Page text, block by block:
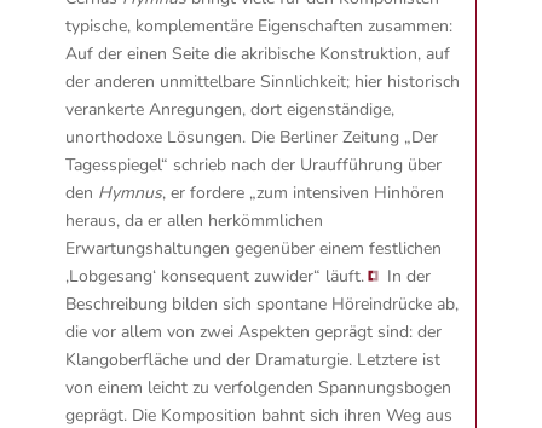
typische, komplementäre Eigenschaften zusammen:
Auf der einen Seite die akribische Konstruktion, auf
der anderen unmittelbare Sinnlichkeit; hier historisch
verankerte Anregungen, dort eigenständige,
unorthodoxe Lösungen. Die Berliner Zeitung „Der
Tagesspiegel“ schrieb nach der Uraufführung über
den Hymnus, er fordere „zum intensiven Hinhören
heraus, da er allen herkömmlichen
Erwartungshaltungen gegenüber einem festlichen
‚Lobgesang‘ konsequent zuwider“ läuft.
In der
Beschreibung bilden sich spontane Höreindrücke ab,
die vor allem von zwei Aspekten geprägt sind: der
Klangoberfläche und der Dramaturgie. Letztere ist
von einem leicht zu verfolgenden Spannungsbogen
geprägt. Die Komposition bahnt sich ihren Weg aus